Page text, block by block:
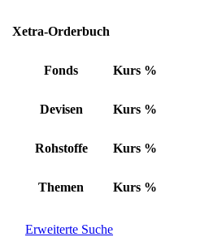
Xetra-Orderbuch
Fonds Kurs %
Devisen Kurs %
Rohstoffe Kurs %
Themen Kurs %
Erweiterte Suche